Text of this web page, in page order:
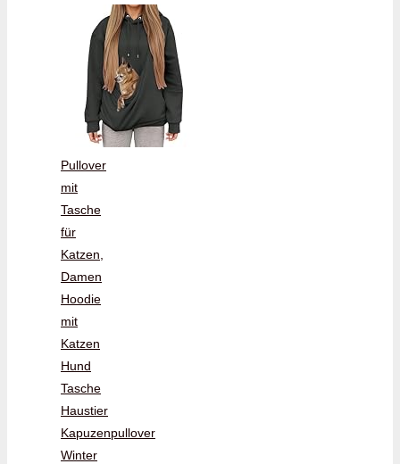
Pullover
mit
Tasche
für
Katzen,
Damen
Hoodie
mit
Katzen
Hund
Tasche
Haustier
Kapuzenpullover
Winter